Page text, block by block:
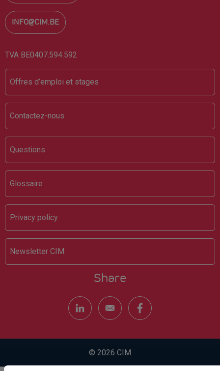
INFO@CIM.BE
TVA BE0407.594.592
Footer
Offres d’emploi et stages
Contactez-nous
Questions
Glossaire
Privacy policy
Newsletter CIM
Share
© 2026 CIM